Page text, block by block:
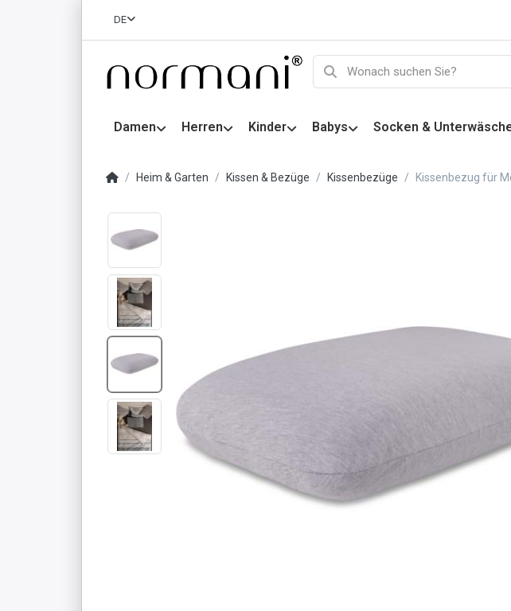
DE
Damen Herren Kinder Babys Socken &
Heim & Garten Kissen & Bezüge Kissenbezüge Kissenbezug für